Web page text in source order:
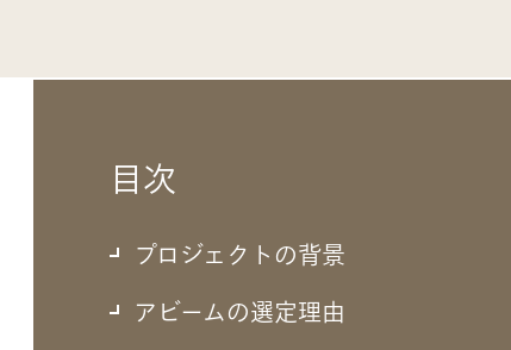
目次
プロジェクトの背景
アビームの選定理由